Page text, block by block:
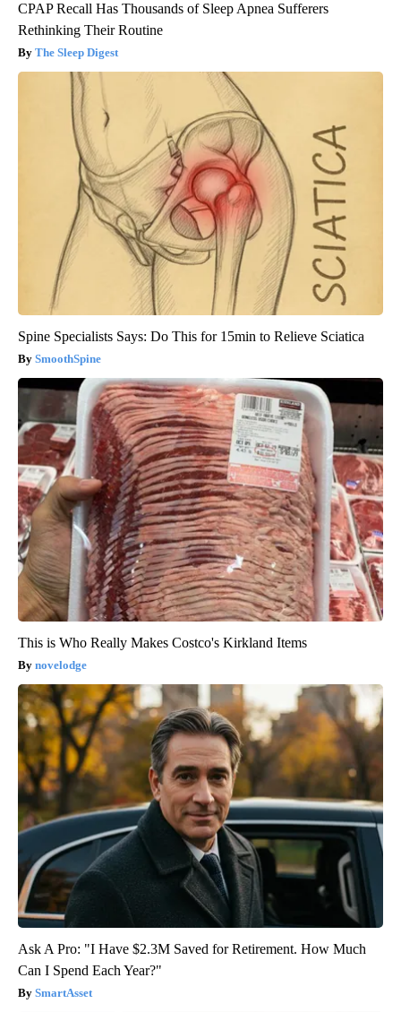
CPAP Recall Has Thousands of Sleep Apnea Sufferers
Rethinking Their Routine
The Sleep Digest
Spine Specialists Says: Do This for 15min to Relieve Sciatica
SmoothSpine
This is Who Really Makes Costco's Kirkland Items
novelodge
Ask A Pro: "I Have $2.3M Saved for Retirement. How Much
Can I Spend Each Year?"
SmartAsset